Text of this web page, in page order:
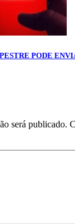
PODE
será publicado.